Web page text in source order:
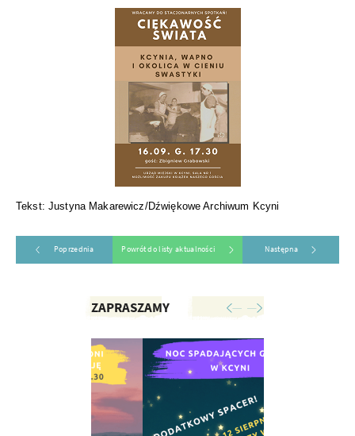
Tekst: Justyna Makarewicz/Dźwiękowe Archiwum Kcyni
Poprzednia Powrót do listy aktualności Następna
ZAPRASZAMY